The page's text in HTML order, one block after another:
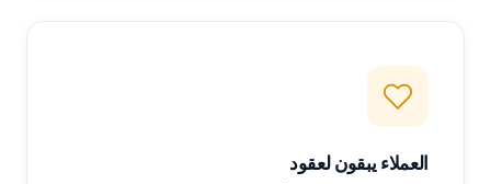
العملاء يبقون لعقود